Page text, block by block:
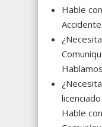
Hable
Hable